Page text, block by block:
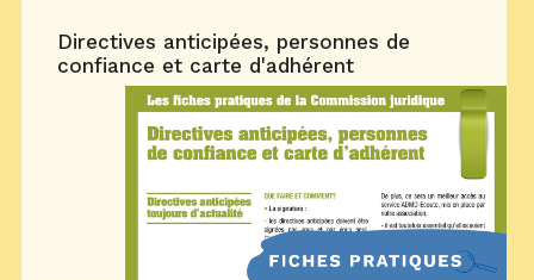
Directives anticipées, personnes de
confiance et carte d'adhérent